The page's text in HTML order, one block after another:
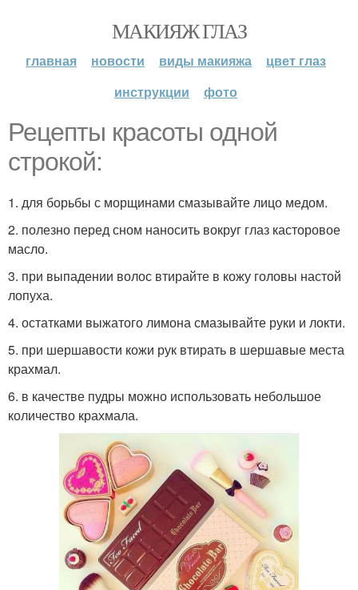
МАКИЯЖ ГЛАЗ
главная новости виды макияжа
цвет глаз
инструкции
фото
Рецепты красоты одной
строкой:
1. для борьбы с морщинами смазывайте лицо медом.
2. полезно перед сном наносить вокруг глаз касторовое
масло.
3. при выпадении волос втирайте в кожу головы настой
лопуха.
4. остатками выжатого лимона смазывайте руки и локти.
5. при шершавости кожи рук втирать в шершавые места
крахмал.
6. в качестве пудры можно использовать небольшое
количество крахмала.